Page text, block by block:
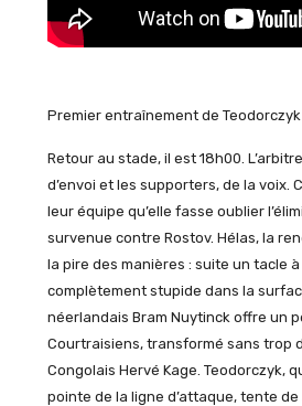
Premier entraînement de
Retour au stade, il est 18h00.
d’envoi et les supporters, de la voix.
leur équipe qu’elle fasse oublier
survenue contre Rostov. Hélas, la
la pire des manières : suite un tacle
complètement stupide dans la
néerlandais Bram Nuytinck offre un
Courtraisiens, transformé sans trop
Congolais Hervé Kage. Teodorczyk,
pointe de la ligne d’attaque, tente